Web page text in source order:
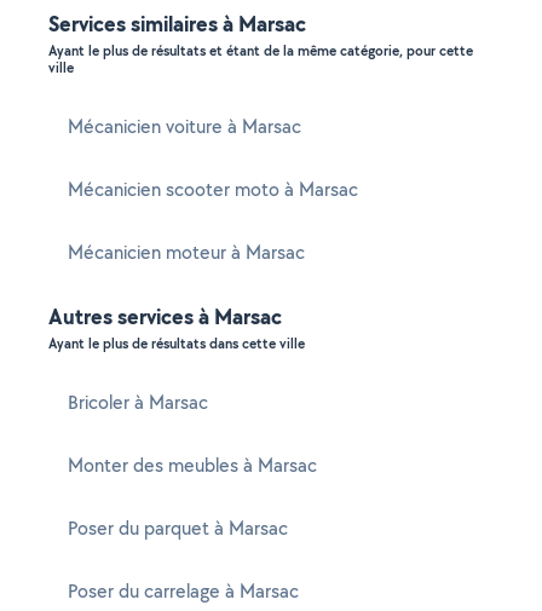
Services similaires à Marsac
Ayant le plus de résultats et étant de la même catégorie, pour cette
ville
Mécanicien voiture à Marsac
Mécanicien scooter moto à Marsac
Mécanicien moteur à Marsac
Autres services à Marsac
Ayant le plus de résultats dans cette ville
Bricoler à Marsac
Monter des meubles à Marsac
Poser du parquet à Marsac
Poser du carrelage à Marsac